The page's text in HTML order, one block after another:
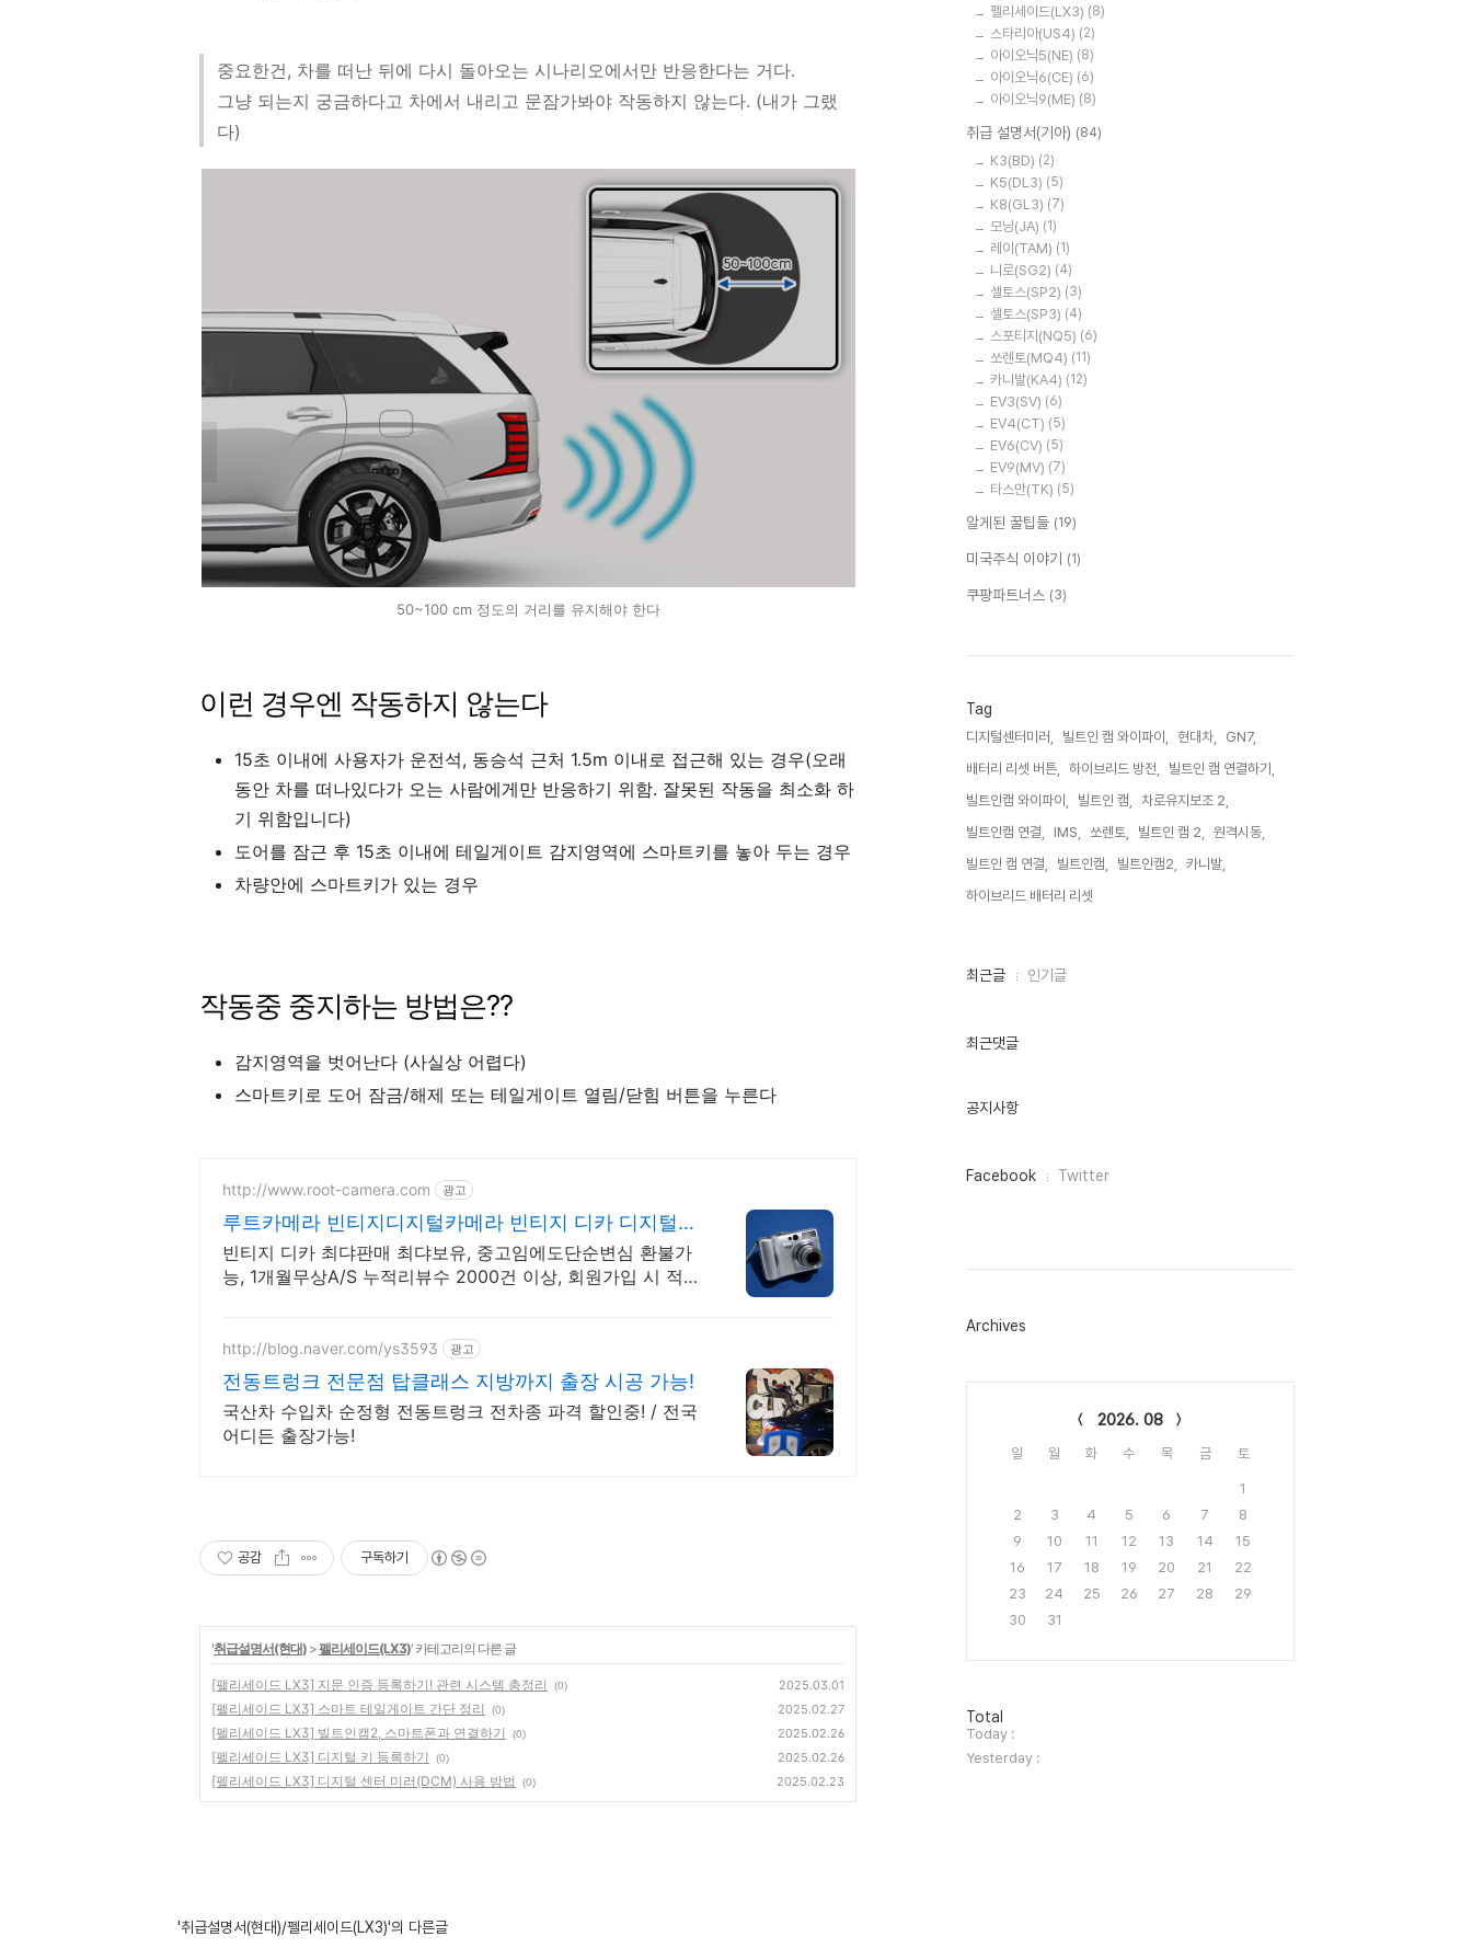
중요한건, 차를 떠난 뒤에 다시 돌아오는 시나리오에서만 반응한다는 거다.
그냥 되는지 궁금하다고 차에서 내리고 문잠가봐야 작동하지 않는다. (내가 그랬
다)
50~100 cm 정도의 거리를 유지해야 한다
이런 경우엔 작동하지 않는다
15초 이내에 사용자가 운전석, 동승석 근처 1.5m 이내로 접근해 있는 경우(오래
동안 차를 떠나있다가 오는 사람에게만 반응하기 위함. 잘못된 작동을 최소화 하
기 위함입니다)
도어를 잠근 후 15초 이내에 테일게이트 감지영역에 스마트키를 놓아 두는 경우
차량안에 스마트키가 있는 경우
작동중 중지하는 방법은??
감지영역을 벗어난다 (사실상 어렵다)
스마트키로 도어 잠금/해제 또는 테일게이트 열림/닫힘 버튼을 누른다
http://www.root-camera.com 광고
루트카메라 빈티지디지털카메라 빈티지 디카 디지털카
메라
빈티지 디카 최댜판매 최댜보유, 중고임에도단순변심 환불가
능, 1개월무상A/S 누적리뷰수 2000건 이상, 회원가입 시 적립
http://blog.naver.com/ys3593 광고
전동트렁크 전문점 탑클래스 지방까지 출장 시공 가능!
국산차 수입차 순정형 전동트렁크 전차종 파격 할인중! / 전국
어디든 출장가능!
공감 구독하기
'취급설명서(현대) >펠리세이드(LX3)' 카테고리의 다른 글
[팰리세이드 LX3] 지문 인증 등록하기! 관련 시스템 총정리 (0) 2025.03.01
[펠리세이드 LX3] 스마트 테일게이트 간단 정리 (0) 2025.02.27
[펠리세이드 LX3] 빌트인캠2, 스마트폰과 연결하기 (0) 2025.02.26
[펠리세이드 LX3] 디지털 키 등록하기 (0) 2025.02.26
[펠리세이드 LX3] 디지털 센터 미러(DCM) 사용 방법 (0) 2025.02.23
'취급설명서(현대)/펠리세이드(LX3)'의 다른글
펠리세이드(LX3) (8)
스타리아(US4) (2)
아이오닉5(NE) (8)
아이오닉6(CE) (6)
아이오닉9(ME) (8)
취급 설명서(기아) (84)
K3(BD) (2)
K5(DL3) (5)
K8(GL3) (7)
모닝(JA) (1)
레이(TAM) (1)
니로(SG2) (4)
셀토스(SP2) (3)
셀토스(SP3) (4)
스포티지(NQ5) (6)
쏘렌토(MQ4) (11)
카니발(KA4) (12)
EV3(SV) (6)
EV4(CT) (5)
EV6(CV) (5)
EV9(MV) (7)
타스만(TK) (5)
알게된 꿀팁들 (19)
미국주식 이야기 (1)
쿠팡파트너스 (3)
Tag
디지털센터미러, 빌트인 캠 와이파이, 현대차,
GN7,
배터리 리셋 버튼,
하이브리드 방전,
빌트인 캠 연결하기,
빌트인캠 와이파이,
빌트인 캠,
차로유지보조 2,
빌트인캠 연결,
IMS, 쏘렌토, 빌트인 캠 2,
원격시동,
빌트인 캠 연결,
빌트인캠, 빌트인캠2,
카니발,
하이브리드 배터리 리셋,
최
인
최근글 인기글
최근댓글
공지사항
페
그
Facebook Twitter
Archives
2026. 08
일 월 화 수 목 금 토
1
2
3 4 5 6 7
8
9
10 11 12 13 14
15
16
17 18 19 20 21
22
23
24 25 26 27 28
29
30
31
방
문
자
수
Total
Today :
Yesterday :